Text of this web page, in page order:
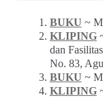
BUKU ~
KLIPING
dan
No. 83,
BUKU ~
KLIPING